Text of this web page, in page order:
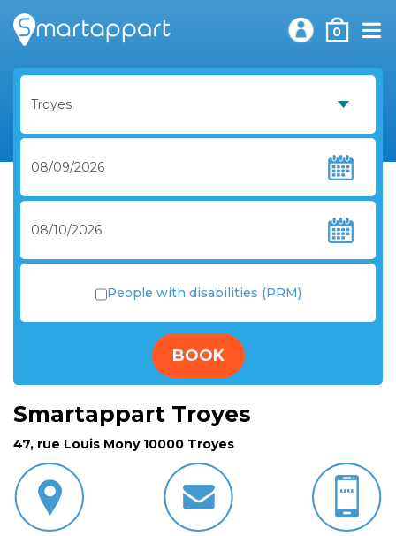
0
People with disabilities (PRM)
BOOK
Smartappart Troyes
47, rue Louis Mony 10000 Troyes